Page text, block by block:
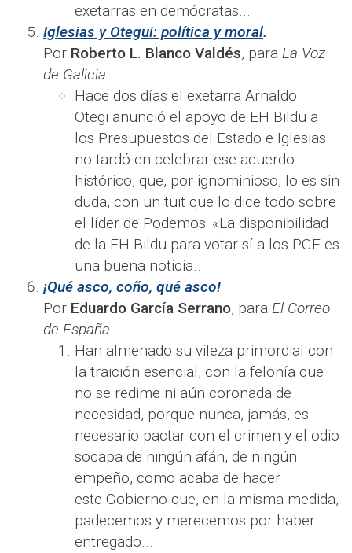
exetarras en demócratas...
Iglesias y Otegui: política y moral.
Por Roberto L. Blanco Valdés, para La Voz
de Galicia.
Hace dos días el exetarra Arnaldo
Otegi anunció el apoyo de EH Bildu a
los Presupuestos del Estado e Iglesias
no tardó en celebrar ese acuerdo
histórico, que, por ignominioso, lo es sin
duda, con un tuit que lo dice todo sobre
el líder de Podemos: «La disponibilidad
de la EH Bildu para votar sí a los PGE es
una buena noticia...
¡Qué asco, coño, qué asco!
Por Eduardo García Serrano, para El Correo
de España.
Han almenado su vileza primordial con
la traición esencial, con la felonía que
no se redime ni aún coronada de
necesidad, porque nunca, jamás, es
necesario pactar con el crimen y el odio
socapa de ningún afán, de ningún
empeño, como acaba de hacer
este Gobierno que, en la misma medida,
padecemos y merecemos por haber
entregado...